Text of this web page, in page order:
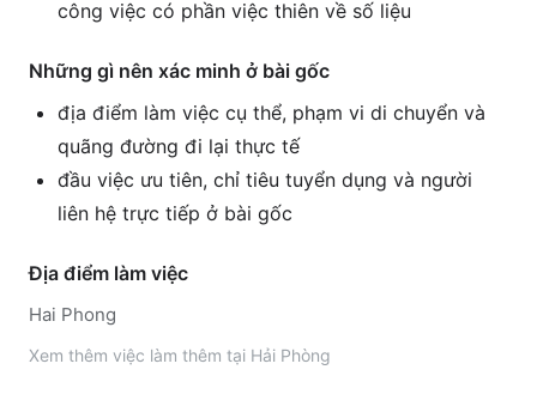
công việc có phần việc thiên về số liệu
Những gì nên xác minh ở bài gốc
địa điểm làm việc cụ thể, phạm vi di chuyển và
quãng đường đi lại thực tế
đầu việc ưu tiên, chỉ tiêu tuyển dụng và người
liên hệ trực tiếp ở bài gốc
Địa điểm làm việc
Hai Phong
Xem thêm việc làm thêm tại Hải Phòng